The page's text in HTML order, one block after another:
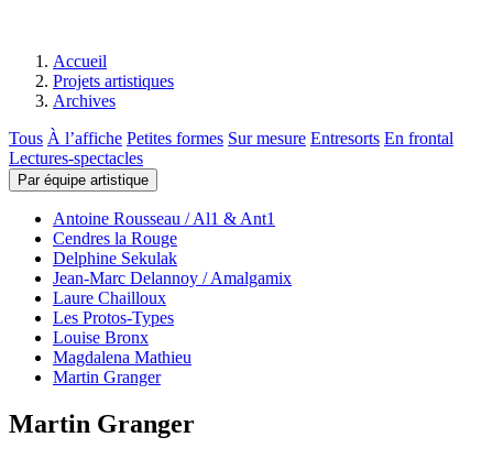
Accueil
Projets artistiques
Archives
Tous À l’affiche Petites formes Sur mesure Entresorts En frontal
Lectures-spectacles
Par équipe artistique
Antoine Rousseau / Al1 & Ant1
Cendres la Rouge
Delphine Sekulak
Jean-Marc Delannoy / Amalgamix
Laure Chailloux
Les Protos-Types
Louise Bronx
Magdalena Mathieu
Martin Granger
Martin Granger